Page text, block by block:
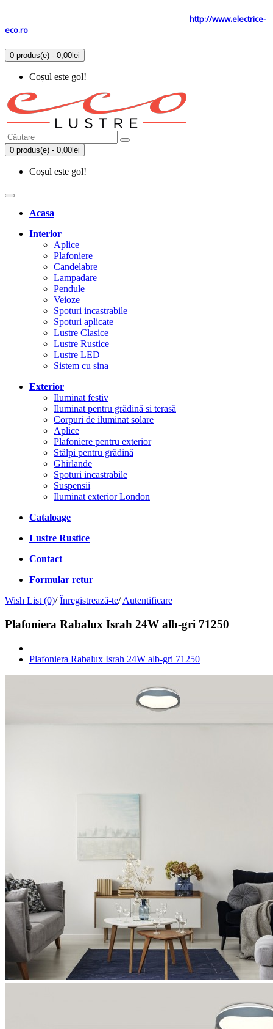
http://www.electrice-
eco.ro
0 produs(e) - 0,00lei
Coșul este gol!
0 produs(e) - 0,00lei
Coșul este gol!
Acasa
Interior
Aplice
Plafoniere
Candelabre
Lampadare
Pendule
Veioze
Spoturi incastrabile
Spoturi aplicate
Lustre Clasice
Lustre Rustice
Lustre LED
Sistem cu sina
Exterior
Iluminat festiv
Iluminat pentru grădină si terasă
Corpuri de iluminat solare
Aplice
Plafoniere pentru exterior
Stâlpi pentru grădină
Ghirlande
Spoturi incastrabile
Suspensii
Iluminat exterior London
Cataloage
Lustre Rustice
Contact
Formular retur
Wish List (0)/ Înregistrează-te/ Autentificare
Plafoniera Rabalux Israh 24W alb-gri 71250
Plafoniera Rabalux Israh 24W alb-gri 71250